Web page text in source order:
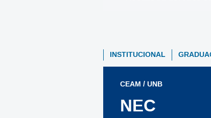
INSTITUCIONAL
CEAM / UNB
NEC